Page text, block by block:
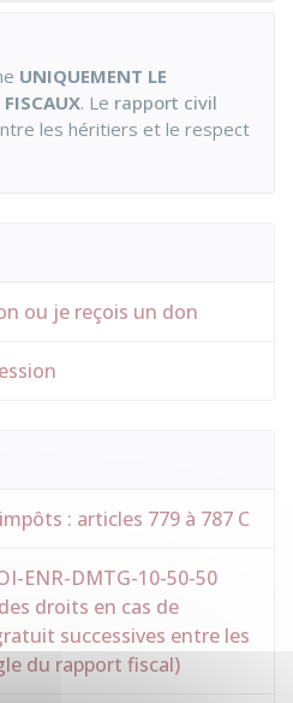
UNIQUEMENT LE
. Le rapport civil
les héritiers et le respect
ou je reçois un don
: articles 779 à 787 C
ENR-DMTG-10-50-50
droits en cas de
successives entre les
du rapport fiscal)